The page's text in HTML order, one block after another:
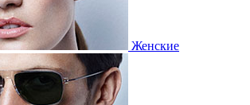
Женские